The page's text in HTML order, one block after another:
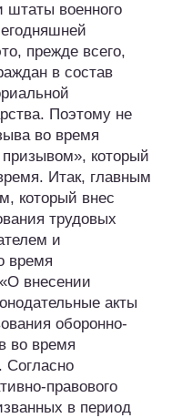
штаты военного
прежде всего,
в состав
Поэтому не
во время
который
Итак, главным
который внес
трудовых
и
время
внесении
акты
оборонно-
во время
Согласно
правового
в период